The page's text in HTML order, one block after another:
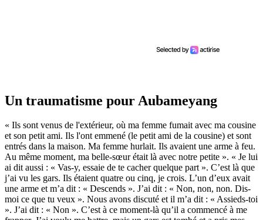
Un traumatisme pour Aubameyang
« Ils sont venus de l'extérieur, où ma femme fumait avec ma cousine
et son petit ami. Ils l'ont emmené (le petit ami de la cousine) et sont
entrés dans la maison. Ma femme hurlait. Ils avaient une arme à feu.
Au même moment, ma belle-sœur était là avec notre petite ». « Je lui
ai dit aussi : « Vas-y, essaie de te cacher quelque part ». C’est là que
j’ai vu les gars. Ils étaient quatre ou cinq, je crois. L’un d’eux avait
une arme et m’a dit : « Descends ». J’ai dit : « Non, non, non. Dis-
moi ce que tu veux ». Nous avons discuté et il m’a dit : « Assieds-toi
». J’ai dit : « Non ». C’est à ce moment-là qu’il a commencé à me